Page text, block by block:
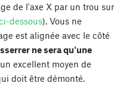
de l'axe X par un trou sur
dessous). Vous ne
est alignée avec le côté
ne sera qu'une
un excellent moyen de
doit être démonté.